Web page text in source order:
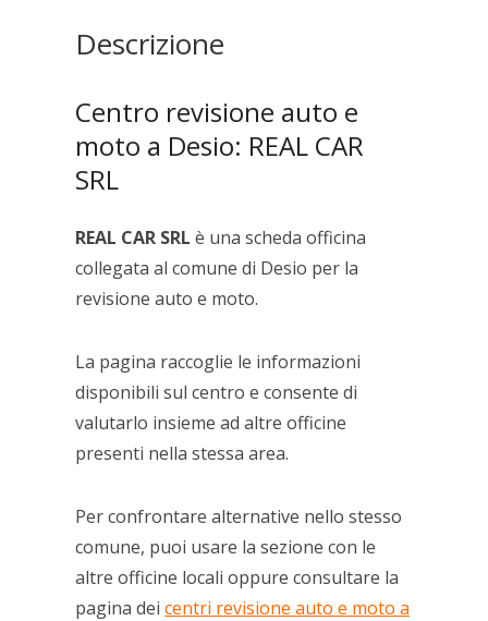
Descrizione
Centro revisione auto e
moto a Desio: REAL CAR
SRL
REAL CAR SRL è una scheda officina
collegata al comune di Desio per la
revisione auto e moto.
La pagina raccoglie le informazioni
disponibili sul centro e consente di
valutarlo insieme ad altre officine
presenti nella stessa area.
Per confrontare alternative nello stesso
comune, puoi usare la sezione con le
altre officine locali oppure consultare la
pagina deicentri revisione auto e moto a